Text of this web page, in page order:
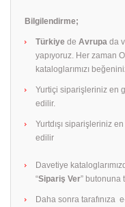
Bilgilendirme;
Türkiye de Avrupa da
yapıyoruz. Her zaman
kataloglarımızı
Yurtiçi siparişleriniz en
edilir.
Yurtdışı siparişleriniz
edilir
Davetiye
“Sipariş Ver” butonuna
Daha sonra tarafınıza